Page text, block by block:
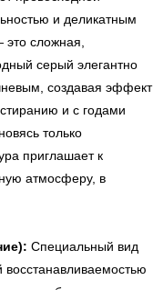
и деликатным
это сложная,
серый элегантно
создавая эффект
и с годами
только
приглашает к
атмосферу, в
Специальный вид